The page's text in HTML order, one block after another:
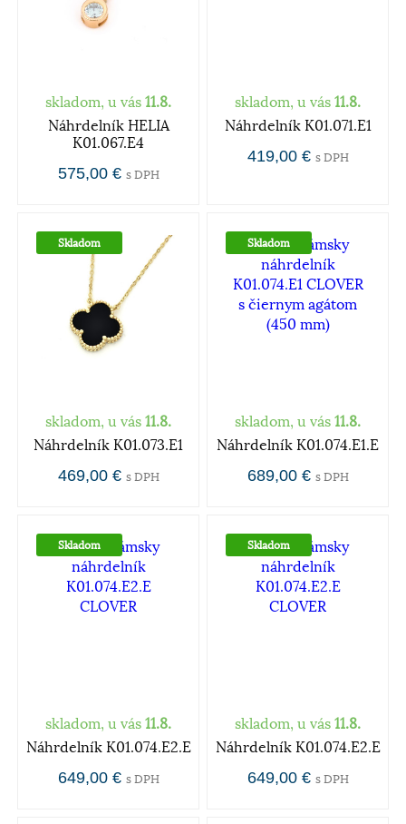
skladom, u vás 11.8.
Náhrdelník HELIA
K01.067.E4
575,00 € s DPH
skladom, u vás 11.8.
Náhrdelník K01.071.E1
419,00 € s DPH
Skladom
skladom, u vás 11.8.
Náhrdelník K01.073.E1
469,00 € s DPH
Skladom
skladom, u vás 11.8.
Náhrdelník K01.074.E1.E
689,00 € s DPH
Skladom
skladom, u vás 11.8.
Náhrdelník K01.074.E2.E
649,00 € s DPH
Skladom
skladom, u vás 11.8.
Náhrdelník K01.074.E2.E
649,00 € s DPH